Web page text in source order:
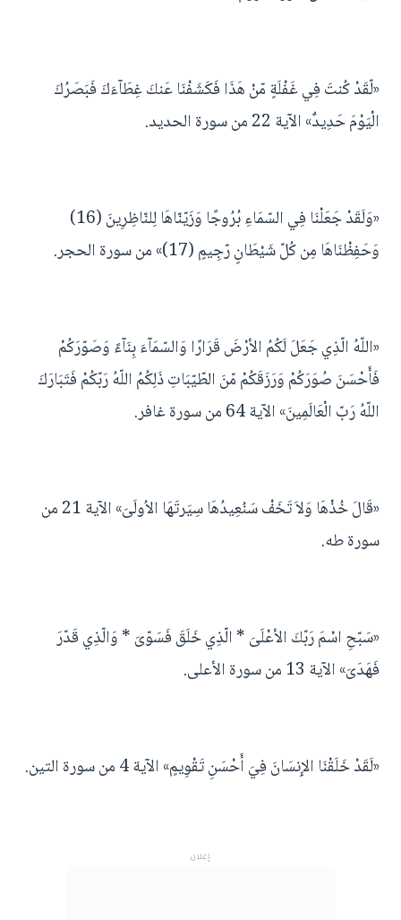
«لّقَدْ كُنتَ فِي غَفْلَةٍ مّنْ هَذَا فَكَشَفْنَا عَنكَ غِطَآءَكَ فَبَصَرُكَ
الْيَوْمَ حَدِيدٌ» الآية 22 من سورة الحديد.
«وَلَقَدْ جَعَلْنَا فِي السّمَاءِ بُرُوجًا وَزَيّنّاهَا لِلنّاظِرِينَ (16)
وَحَفِظْنَاهَا مِن كُلّ شَيْطَانٍ رّجِيمٍ (17)» من سورة الحجر.
«اللّهُ الّذِي جَعَلَ لَكُمُ الأرْضَ قَرَارًا وَالسّمَآءَ بِنَآءً وَصَوّرَكُمْ
فَأَحْسَنَ صُوَرَكُمْ وَرَزَقَكُمْ مّنَ الطّيّبَاتِ ذَلِكُمُ اللّهُ رَبّكُمْ فَتَبَارَكَ
اللّهُ رَبّ الْعَالَمِينَ» الآية 64 من سورة غافر.
«قَالَ خُذْهَا وَلاَ تَخَفْ سَنُعِيدُهَا سِيَرتَهَا الاُولَىَ» الآية 21 من
سورة طه.
«سَبّحِ اسْمَ رَبّكَ الأعْلَىَ * الّذِي خَلَقَ فَسَوّىَ * وَالّذِي قَدّرَ
فَهَدَىَ» الآية 13 من سورة الأعلى.
«لَقَدْ خَلَقْنَا الإِنسَانَ فِيَ أَحْسَنِ تَقْوِيمٍ» الآية 4 من سورة التين.
إعلان